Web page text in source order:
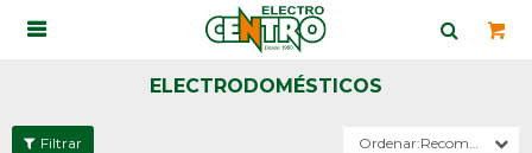

ELECTRODOMÉSTICOS
Recomendados